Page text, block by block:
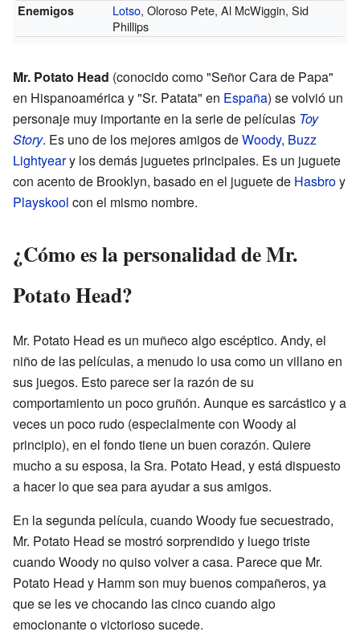
Enemigos Lotso, Oloroso Pete, Al McWiggin, Sid
Phillips
Mr. Potato Head (conocido como "Señor Cara de Papa"
en Hispanoamérica y "Sr. Patata" en España) se volvió un
personaje muy importante en la serie de películas Toy
Story. Es uno de los mejores amigos deWoody, Buzz
Lightyeary los demás juguetes principales. Es un juguete
con acento de Brooklyn, basado en el juguete de Hasbroy
Playskool con el mismo nombre.
¿Cómo es la personalidad de Mr.
Potato Head?
Mr. Potato Head es un muñeco algo escéptico. Andy, el
niño de las películas, a menudo lo usa como un villano en
sus juegos. Esto parece ser la razón de su
comportamiento un poco gruñón. Aunque es sarcástico y a
veces un poco rudo (especialmente con Woody al
principio), en el fondo tiene un buen corazón. Quiere
mucho a su esposa, la Sra. Potato Head, y está dispuesto
a hacer lo que sea para ayudar a sus amigos.
En la segunda película, cuando Woody fue secuestrado,
Mr. Potato Head se mostró sorprendido y luego triste
cuando Woody no quiso volver a casa. Parece que Mr.
Potato Head y Hamm son muy buenos compañeros, ya
que se les ve chocando las cinco cuando algo
emocionante o victorioso sucede.